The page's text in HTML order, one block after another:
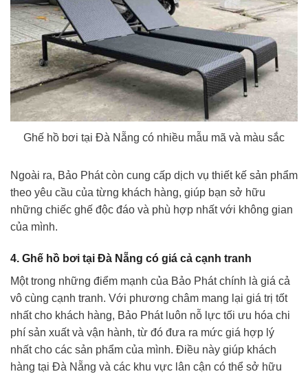
Ghế hồ bơi tại Đà Nẵng có nhiều mẫu mã và màu sắc
Ngoài ra, Bảo Phát còn cung cấp dịch vụ thiết kế sản phẩm
theo yêu cầu của từng khách hàng, giúp bạn sở hữu
những chiếc ghế độc đáo và phù hợp nhất với không gian
của mình.
4. Ghế hồ bơi tại Đà Nẵng có giá cả cạnh tranh
Một trong những điểm mạnh của Bảo Phát chính là giá cả
vô cùng cạnh tranh. Với phương châm mang lại giá trị tốt
nhất cho khách hàng, Bảo Phát luôn nỗ lực tối ưu hóa chi
phí sản xuất và vận hành, từ đó đưa ra mức giá hợp lý
nhất cho các sản phẩm của mình. Điều này giúp khách
hàng tại Đà Nẵng và các khu vực lân cận có thể sở hữu